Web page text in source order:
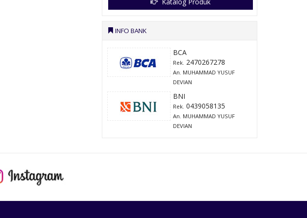
INFO BANK
BCA
Rek. 2470267278
An. MUHAMMAD YUSUF
DEVIAN
BNI
Rek. 0439058135
An. MUHAMMAD YUSUF
DEVIAN